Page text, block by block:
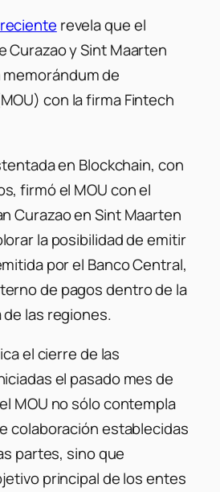
revela que el
Curazao y Sint Maarten
de
con la firma Fintech
en Blockchain, con
firmó el MOU con el
Curazao en Sint Maarten
la posibilidad de emitir
por el Banco Central,
de pagos dentro de la
las regiones.
el cierre de las
el pasado mes de
MOU no sólo contempla
colaboración establecidas
partes, sino que
principal de los entes